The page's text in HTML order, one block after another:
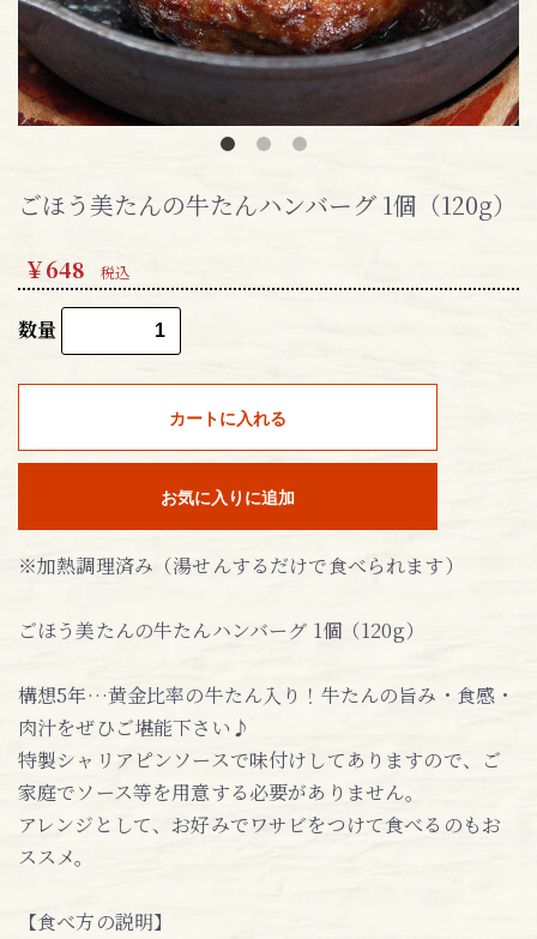
ごほう美たんの牛たんハンバーグ 1個（120g）
￥648 税込
数量
カートに入れる
お気に入りに追加
※加熱調理済み（湯せんするだけで食べられます）
ごほう美たんの牛たんハンバーグ 1個（120g）
構想5年…黄金比率の牛たん入り！牛たんの旨み・食感・
肉汁をぜひご堪能下さい♪
特製シャリアピンソースで味付けしてありますので、ご
家庭でソース等を用意する必要がありません。
アレンジとして、お好みでワサビをつけて食べるのもお
ススメ。
【食べ方の説明】